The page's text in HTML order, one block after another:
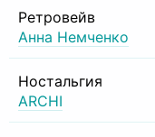
Ретровейв
Анна Немченко
Ностальгия
ARCHI